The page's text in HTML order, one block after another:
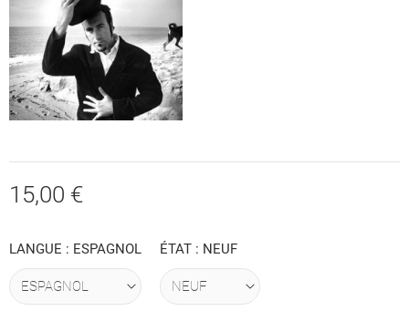
15,00 €
LANGUE : ESPAGNOL ÉTAT : NEUF